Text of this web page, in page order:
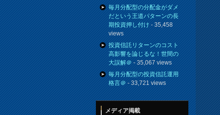
毎月分配型の分配金がダメ
だという王道パターンの長
期投資押し付け- 35,458
views
投資信託リターンのコスト
高影響を論じるな！世間の
大誤解＠- 35,067 views
毎月分配型の投資信託運用
格言＠- 33,721 views
メディア掲載